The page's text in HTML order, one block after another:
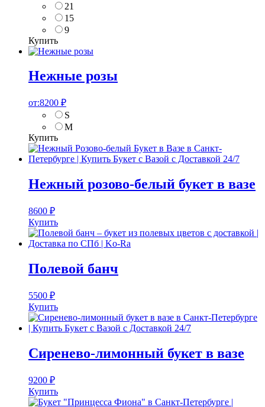
21
15
9
Купить
Нежные розы
от:8200 ₽
S
M
Купить
Нежный розово-белый букет в вазе
8600 ₽
Купить
Полевой банч
5500 ₽
Купить
Сиренево-лимонный букет в вазе
9200 ₽
Купить